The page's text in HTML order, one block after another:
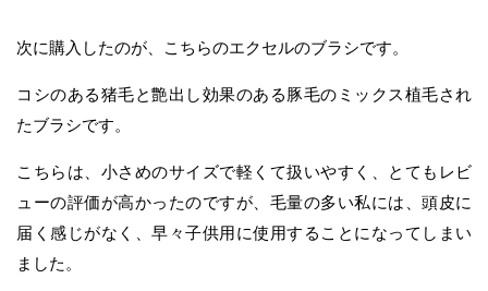
次に購入したのが、こちらのエクセルのブラシです。
コシのある猪毛と艶出し効果のある豚毛のミックス植毛され
たブラシです。
こちらは、小さめのサイズで軽くて扱いやすく、とてもレビ
ューの評価が高かったのですが、毛量の多い私には、頭皮に
届く感じがなく、早々子供用に使用することになってしまい
ました。